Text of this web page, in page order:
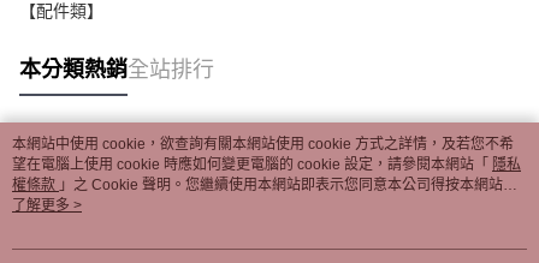
【配件類】
本分類熱銷全站排行
熱門標籤
本網站中使用 cookie，欲查詢有關本網站使用 cookie 方式之詳情，及若您不希
望在電腦上使用 cookie 時應如何變更電腦的 cookie 設定，請參閱本網站「 隱私
權條款 」之 Cookie 聲明。您繼續使用本網站即表示您同意本公司得按本網站使
用條款之 Cookie 聲明使用 cookie。
了解更多 >